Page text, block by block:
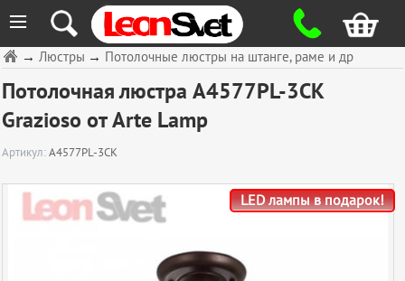
≡
→ Потолочные люстры на штанге, раме и др
→Люстры
Потолочная люстра A4577PL-3CK
Grazioso от Arte Lamp
Артикул:A4577PL-3CK
LED лампы в подарок!